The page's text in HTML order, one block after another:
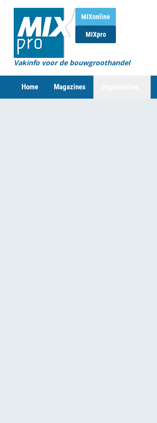
MIXonline
MIXpro
Vakinfo voor de bouwgroothandel
Home Magazines